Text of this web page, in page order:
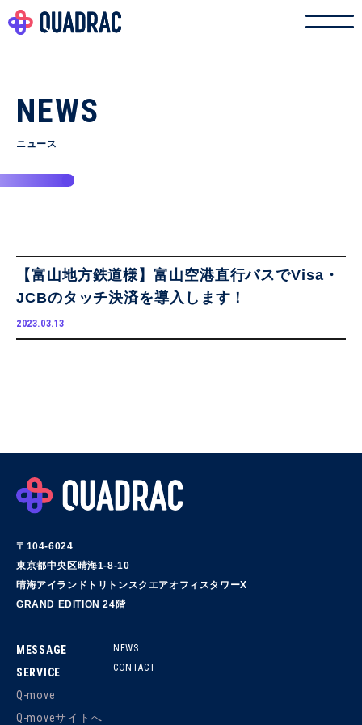
NEWS
ニュース
【富山地方鉄道様】富山空港直行バスでVisa・
JCBのタッチ決済を導入します！
2023.03.13
〒104-6024
東京都中央区晴海1-8-10
晴海アイランドトリトンスクエアオフィスタワーX
GRAND EDITION 24階
MESSAGE
SERVICE
Q-move
Q-moveサイトへ
NEWS
CONTACT